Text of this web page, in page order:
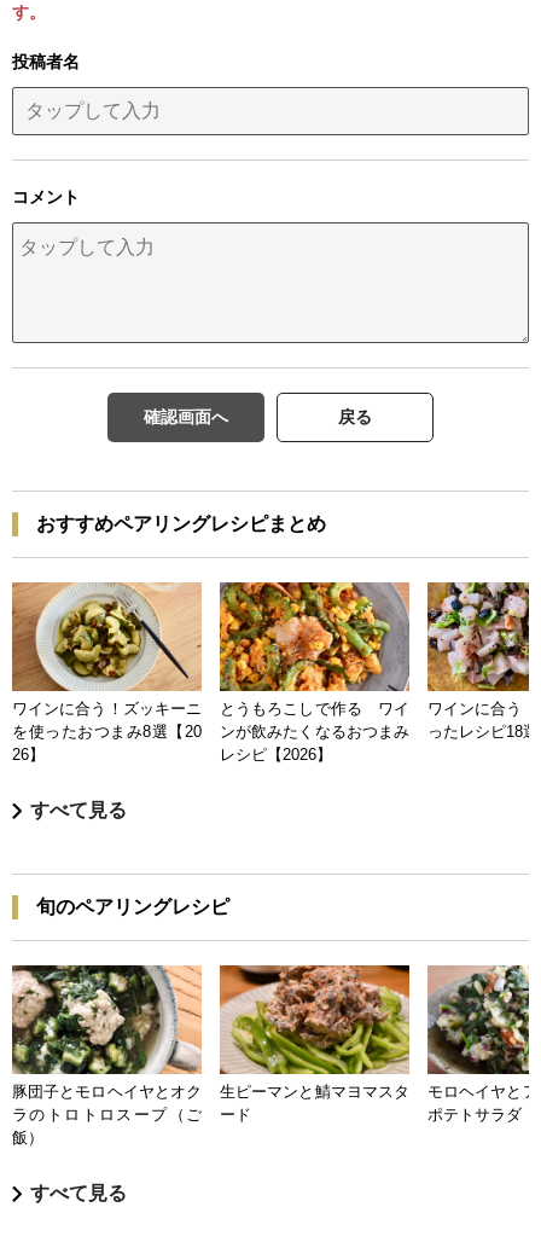
す。
投稿者名
コメント
確認画面へ 戻る
おすすめペアリングレシピまとめ
ワインに合う！ズッキーニ
を使ったおつまみ8選【20
26】
とうもろこしで作る ワイ
ンが飲みたくなるおつまみ
レシピ【2026】
ワインに合う
ったレシピ18
すべて見る
旬のペアリングレシピ
豚団子とモロヘイヤとオク
ラのトロトロスープ（ご
飯）
生ピーマンと鯖マヨマスタ
ード
モロヘイヤと
ポテトサラダ
すべて見る